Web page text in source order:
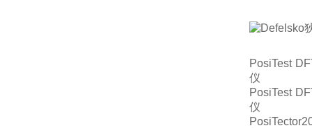
PosiTest
仪
PosiTest
仪